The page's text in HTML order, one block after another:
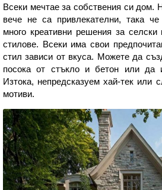
Всеки мечтае за собствения си дом.
вече не са привлекателни, така че
много креативни решения за
стилове. Всеки има свои
стил зависи от вкуса. Можете да
посока от стъкло и бетон или да
Изтока, непредсказуем хай-тек или
мотиви.